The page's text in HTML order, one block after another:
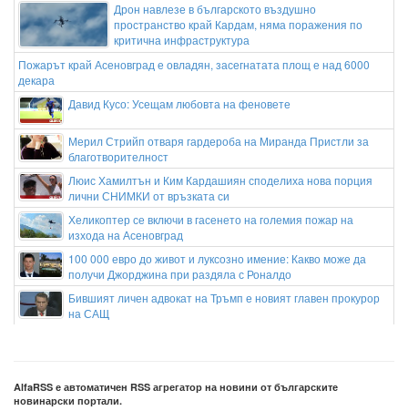
Дрон навлезе в българското въздушно
пространство край Кардам, няма поражения по
критична инфраструктура
Пожарът край Асеновград е овладян, засегнатата площ е над 6000
декара
Давид Кусо: Усещам любовта на феновете
Мерил Стрийп отваря гардероба на Миранда Пристли за
благотворителност
Люис Хамилтън и Ким Кардашиян споделиха нова порция
лични СНИМКИ от връзката си
Хеликоптер се включи в гасенето на големия пожар на
изхода на Асеновград
100 000 евро до живот и луксозно имение: Какво може да
получи Джорджина при раздяла с Роналдо
Бившият личен адвокат на Тръмп е новият главен прокурор
на САЩ
AlfaRSS е автоматичен RSS агрегатор на новини от българските
новинарски портали.